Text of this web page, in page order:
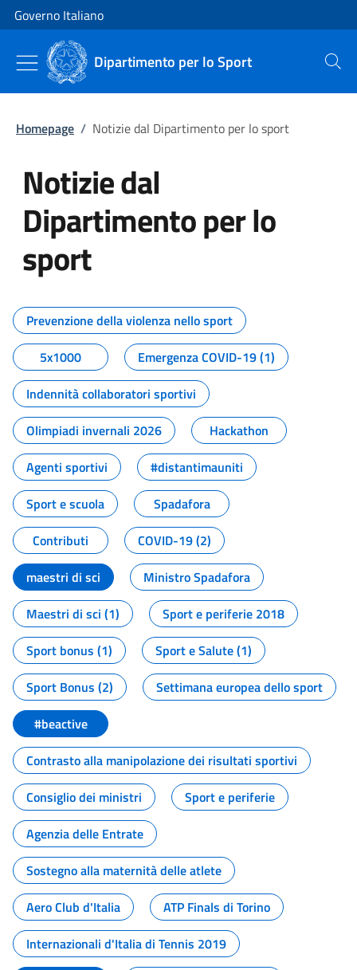
Vai al contenuto
Vai alla navigazione del sito
Governo Italiano
Dipartimento per lo Sport Cerca
Homepage / Notizie dal Dipartimento per lo sport
Notizie dal
Dipartimento per lo
sport
Tutti i contenuti della pagina
Prevenzione della violenza nello sport
5x1000
Emergenza COVID-19 (1)
Indennità collaboratori sportivi
Olimpiadi invernali 2026
Hackathon
Agenti sportivi
#distantimauniti
Sport e scuola
Spadafora
Contributi
COVID-19 (2)
maestri di sci
Ministro Spadafora
Maestri di sci (1)
Sport e periferie 2018
Sport bonus (1)
Sport e Salute (1)
Sport Bonus (2)
Settimana europea dello sport
#beactive
Contrasto alla manipolazione dei risultati sportivi
Consiglio dei ministri
Sport e periferie
Agenzia delle Entrate
Sostegno alla maternità delle atlete
Aero Club d'Italia
ATP Finals di Torino
Internazionali d'Italia di Tennis 2019